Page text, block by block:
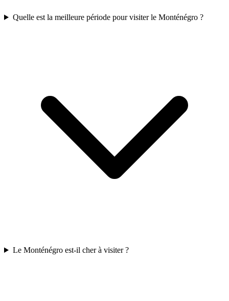
Quelle est la meilleure période pour visiter le Monténégro ?
Le Monténégro est-il cher à visiter ?